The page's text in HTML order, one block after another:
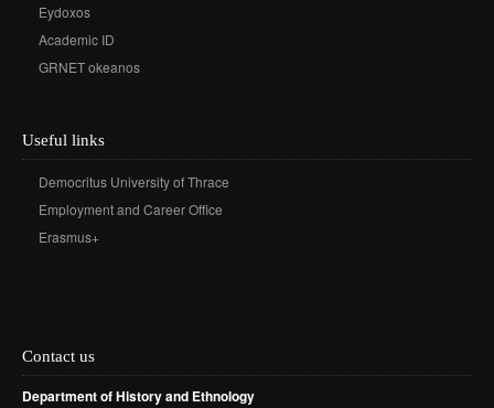
Eydoxos
Academic ID
GRNET okeanos
Useful links
Democritus University of Thrace
Employment and Career Office
Erasmus+
Contact us
Department of History and Ethnology